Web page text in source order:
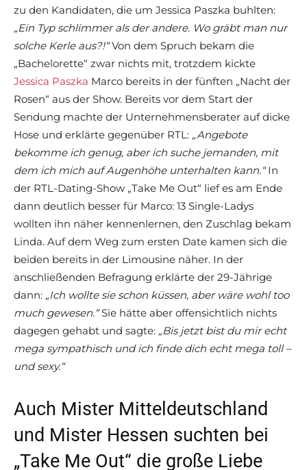
zu den Kandidaten, die um Jessica Paszka buhlten:
„Ein Typ schlimmer als der andere. Wo gräbt man nur
solche Kerle aus?!“Von dem Spruch bekam die
„Bachelorette“ zwar nichts mit, trotzdem kickte
Jessica Paszka Marco bereits in der fünften „Nacht der
Rosen“ aus der Show. Bereits vor dem Start der
Sendung machte der Unternehmensberater auf dicke
Hose und erklärte gegenüber RTL: „Angebote
bekomme ich genug, aber ich suche jemanden, mit
dem ich mich auf Augenhöhe unterhalten kann.“In
der RTL-Dating-Show „Take Me Out“ lief es am Ende
dann deutlich besser für Marco: 13 Single-Ladys
wollten ihn näher kennenlernen, den Zuschlag bekam
Linda. Auf dem Weg zum ersten Date kamen sich die
beiden bereits in der Limousine näher. In der
anschließenden Befragung erklärte der 29-Jährige
dann: „Ich wollte sie schon küssen, aber wäre wohl too
much gewesen.“Sie hätte aber offensichtlich nichts
dagegen gehabt und sagte: „Bis jetzt bist du mir echt
mega sympathisch und ich finde dich echt mega toll –
und sexy.“
Auch Mister Mitteldeutschland
und Mister Hessen suchten bei
„Take Me Out“ die große Liebe